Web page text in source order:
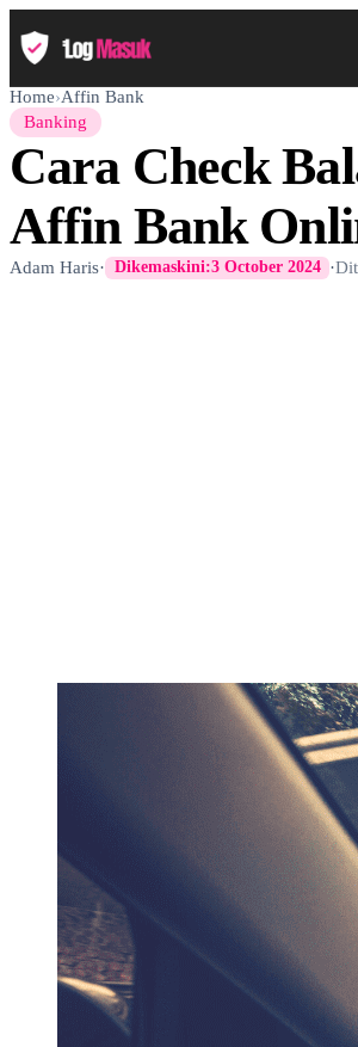
Home›Affin Bank
Banking
Cara Check
Affin Bank
Adam Haris· Dikemaskini:3 October 2024 ·